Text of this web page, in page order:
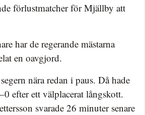
förlustmatcher för Mjällby att
har de regerande mästarna
en oavgjord.
nära redan i paus. Då hade
efter ett välplacerat långskott.
svarade 26 minuter senare